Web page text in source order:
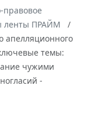
ленты ПРАЙМ
апелляционного
темы:
чужими
-